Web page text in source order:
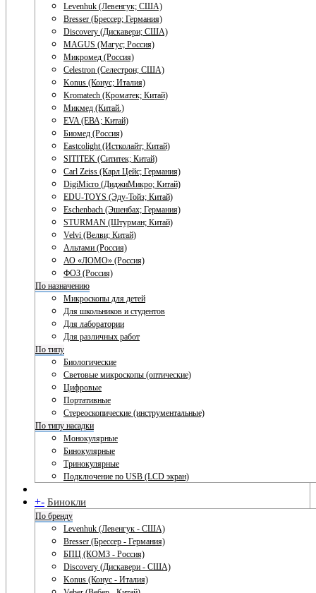
Levenhuk (Левенгук; США)
Bresser (Брессер; Германия)
Discovery (Дискавери; США)
MAGUS (Магус; Россия)
Микромед (Россия)
Celestron (Селестрон; США)
Konus (Конус; Италия)
Kromatech (Кроматек; Китай)
Микмед (Китай.)
EVA (ЕВА; Китай)
Биомед (Россия)
Eastcolight (Истколайт; Китай)
SITITEK (Сититек; Китай)
Carl Zeiss (Карл Цейс; Германия)
DigiMicro (ДиджиМикро; Китай)
EDU-TOYS (Эду-Тойз; Китай)
Eschenbach (Эшенбах; Германия)
STURMAN (Штурман; Китай)
Velvi (Велви; Китай)
Альтами (Россия)
АО «ЛОМО» (Россия)
ФОЗ (Россия)
По назначению
Микроскопы для детей
Для школьников и студентов
Для лаборатории
Для различных работ
По типу
Биологические
Световые микроскопы (оптические)
Цифровые
Портативные
Стереоскопические (инструментальные)
По типу насадки
Монокулярные
Бинокулярные
Тринокулярные
Подключение по USB (LCD экран)
+- Бинокли
По бренду
Levenhuk (Левенгук - США)
Bresser (Брессер - Германия)
БПЦ (КОМЗ - Россия)
Discovery (Дискавери - США)
Konus (Конус - Италия)